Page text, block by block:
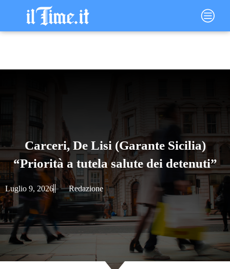
contenuto
Main
Menu
Carceri, De Lisi (Garante Sicilia)
“Priorità a tutela salute dei detenuti”
Luglio 9, 2026 Redazione